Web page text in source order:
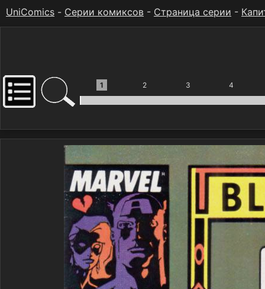
UniComics - Серии комиксов - Страница серии -
1 2 3 4